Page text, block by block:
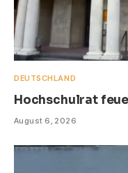
DEUTSCHLAND
Hochschulrat
August 6, 2026